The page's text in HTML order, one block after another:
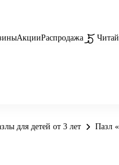
АкцииРаспродажа
для детей от 3 лет Пазл